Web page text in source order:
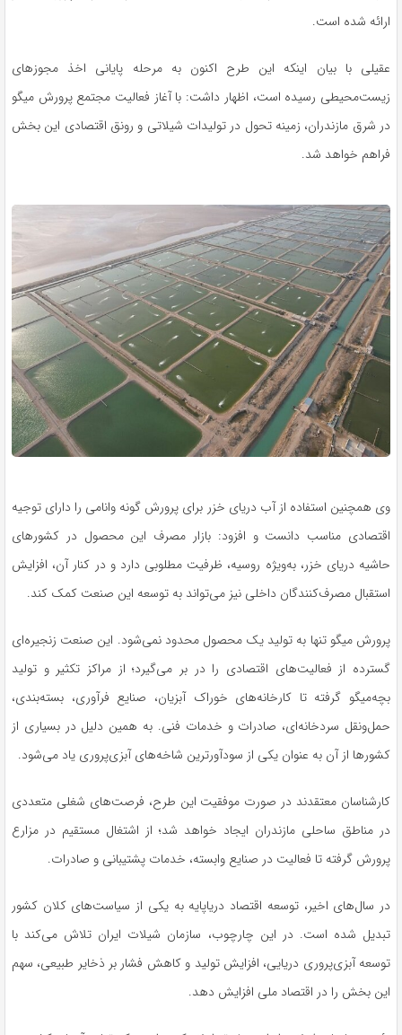
ارائه شده است.
عقیلی با بیان اینکه این طرح اکنون به مرحله پایانی اخذ مجوزهای
زیست‌محیطی رسیده است، اظهار داشت: با آغاز فعالیت مجتمع پرورش میگو
در شرق مازندران، زمینه تحول در تولیدات شیلاتی و رونق اقتصادی این بخش
فراهم خواهد شد.
وی همچنین استفاده از آب دریای خزر برای پرورش گونه وانامی را دارای توجیه
اقتصادی مناسب دانست و افزود: بازار مصرف این محصول در کشورهای
حاشیه دریای خزر، به‌ویژه روسیه، ظرفیت مطلوبی دارد و در کنار آن، افزایش
استقبال مصرف‌کنندگان داخلی نیز می‌تواند به توسعه این صنعت کمک کند.
پرورش میگو تنها به تولید یک محصول محدود نمی‌شود. این صنعت زنجیره‌ای
گسترده از فعالیت‌های اقتصادی را در بر می‌گیرد؛ از مراکز تکثیر و تولید
بچه‌میگو گرفته تا کارخانه‌های خوراک آبزیان، صنایع فرآوری، بسته‌بندی،
حمل‌ونقل سردخانه‌ای، صادرات و خدمات فنی. به همین دلیل در بسیاری از
کشورها از آن به عنوان یکی از سودآورترین شاخه‌های آبزی‌پروری یاد می‌شود.
کارشناسان معتقدند در صورت موفقیت این طرح، فرصت‌های شغلی متعددی
در مناطق ساحلی مازندران ایجاد خواهد شد؛ از اشتغال مستقیم در مزارع
پرورش گرفته تا فعالیت در صنایع وابسته، خدمات پشتیبانی و صادرات.
در سال‌های اخیر، توسعه اقتصاد دریاپایه به یکی از سیاست‌های کلان کشور
تبدیل شده است. در این چارچوب، سازمان شیلات ایران تلاش می‌کند با
توسعه آبزی‌پروری دریایی، افزایش تولید و کاهش فشار بر ذخایر طبیعی، سهم
این بخش را در اقتصاد ملی افزایش دهد.